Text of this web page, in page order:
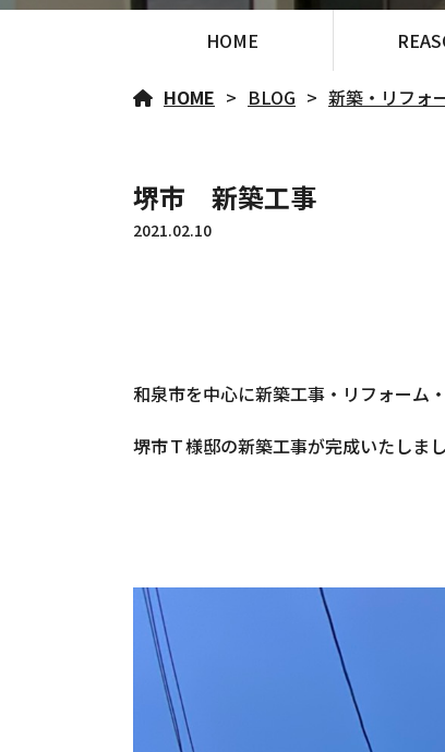
HOME
HOME BLOG 新築・リフォ
堺市 新築工事
2021.02.10
和泉市を中心に新築工事・リフォーム
堺市Ｔ様邸の新築工事が完成いたしま